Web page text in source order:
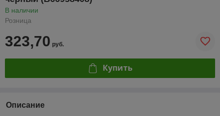
В наличии
Розница
323,70 руб.
Купить
Описание